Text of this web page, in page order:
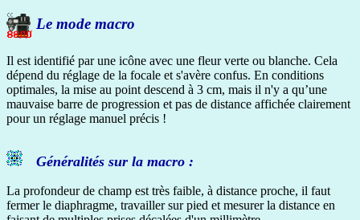
Le mode macro
Il est identifié par une icône avec une fleur verte ou blanche. Cela
dépend du réglage de la focale et s'avère confus. En conditions
optimales, la mise au point descend à 3 cm, mais il n'y a qu’une
mauvaise barre de progression et pas de distance affichée clairement
pour un réglage manuel précis !
Généralités sur la macro :
La profondeur de champ est très faible, à distance proche, il faut
fermer le diaphragme, travailler sur pied et mesurer la distance en